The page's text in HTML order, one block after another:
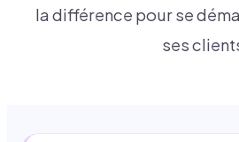
la différence pour se
ses